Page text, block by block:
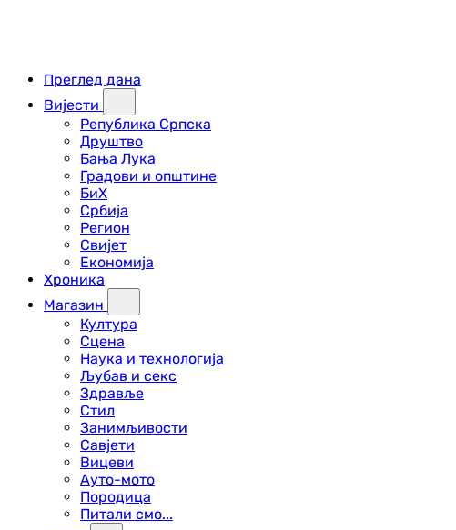
Преглед дана
Вијести
Република Српска
Друштво
Бања Лука
Градови и општине
БиХ
Србија
Регион
Свијет
Економија
Хроника
Магазин
Култура
Сцена
Наука и технологија
Љубав и секс
Здравље
Стил
Занимљивости
Савјети
Вицеви
Ауто-мото
Породица
Питали смо...